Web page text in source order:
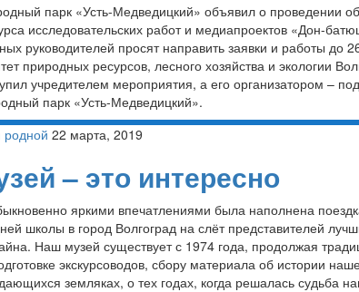
парк «Усть-Медведицкий» объявил о проведении
исследовательских работ и медиапроектов «Дон-
руководителей просят направить заявки и работы до
природных ресурсов, лесного хозяйства и экологии
учредителем мероприятия, а его организатором –
парк «Усть-Медведицкий».
родной 22 марта, 2019
– это интересно
яркими впечатлениями была наполнена
школы в город Волгоград на слёт представителей
Наш музей существует с 1974 года, продолжая
экскурсоводов, сбору материала об истории
земляках, о тех годах, когда решалась судьба